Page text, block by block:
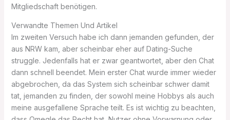
Mitgliedschaft benötigen.
Verwandte Themen Und Artikel
Im zweiten Versuch habe ich dann jemanden gefunden, der
aus NRW kam, aber scheinbar eher auf Dating-Suche
struggle. Jedenfalls hat er zwar geantwortet, aber den Chat
dann schnell beendet. Mein erster Chat wurde immer wieder
abgebrochen, da das System sich scheinbar schwer damit
tat, jemanden zu finden, der sowohl meine Hobbys als auch
meine ausgefallene Sprache teilt. Es ist wichtig zu beachten,